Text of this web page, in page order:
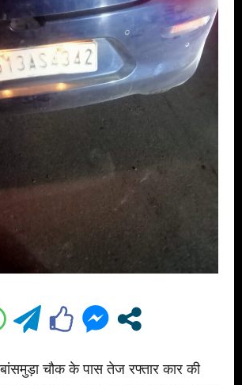
बांसमुड़ा चौक के पास तेज रफ्तार कार की